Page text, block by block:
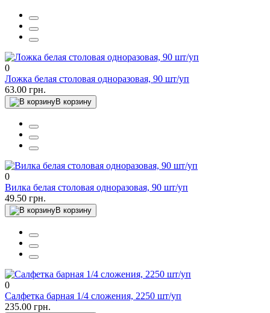
0
Ложка белая столовая одноразовая, 90 шт/уп
63.00 грн.
В корзину
0
Вилка белая столовая одноразовая, 90 шт/уп
49.50 грн.
В корзину
0
Салфетка барная 1/4 сложения, 2250 шт/уп
235.00 грн.